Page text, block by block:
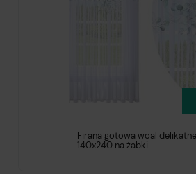
Firana gotowa woal
140x240 na żabki